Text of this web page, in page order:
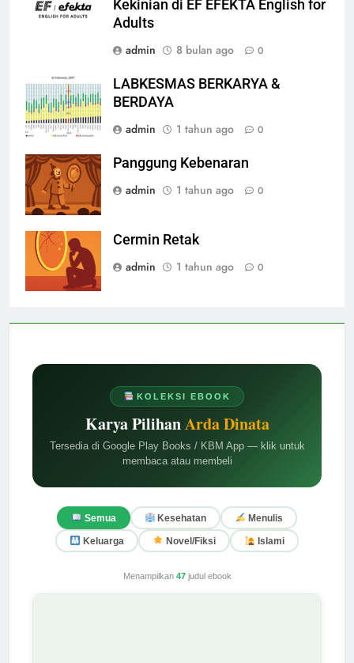
KOLEKSI EBOOK
Karya PilihanArda Dinata
Tersedia di Google Play Books / KBM App — klik untuk
membaca atau membeli
Semua Kesehatan Menulis
Keluarga Novel/Fiksi Islami
Menampilkan 47judul ebook
Kekinian di EF EFEKTA English for
Adults
admin
8 bulan ago 0
LABKESMAS BERKARYA &
BERDAYA
admin
1 tahun ago 0
Panggung Kebenaran
admin
1 tahun ago 0
Cermin Retak
admin
1 tahun ago 0